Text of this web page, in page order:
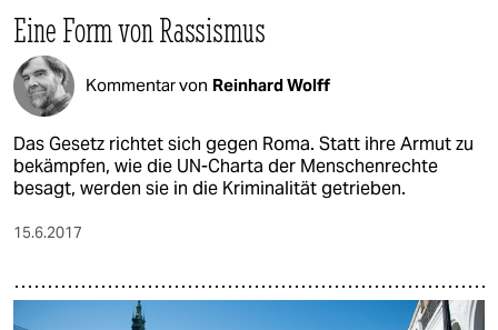
Eine Form von Rassismus
Kommentar von Reinhard Wolff
Das Gesetz richtet sich gegen Roma. Statt ihre Armut zu
bekämpfen, wie die UN-Charta der Menschenrechte
besagt, werden sie in die Kriminalität getrieben.
15.6.2017